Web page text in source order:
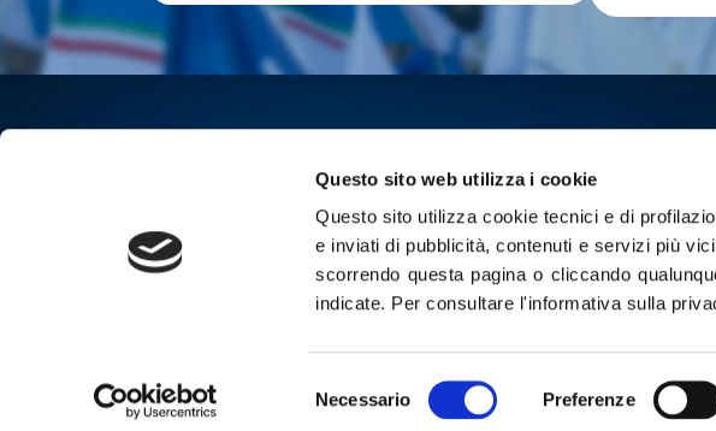
Questo sito web utilizza i cookie
Questo sito utilizza cookie tecnici e di
e inviati di pubblicità, contenuti e servizi più
scorrendo questa pagina o cliccando
indicate. Per consultare l'informativa sulla
del
Necessario Preferenze
Gazzetta
Copyright 2026 - Tutti i